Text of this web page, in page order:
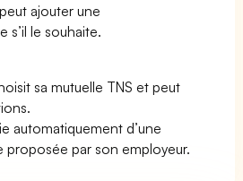
ajouter une
s’il le souhaite.
sa mutuelle TNS et peut
automatiquement d’une
proposée par son employeur.